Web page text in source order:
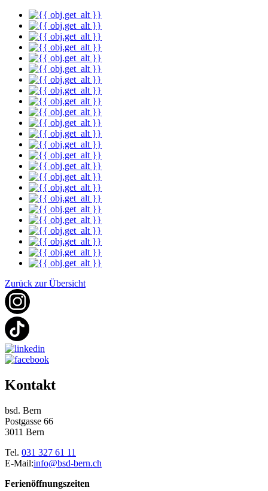
Zurück zur Übersicht
Kontakt
bsd. Bern
Postgasse 66
3011 Bern
Tel. 031 327 61 11
E-Mail:info@bsd-bern.ch
Ferienöffnungszeiten